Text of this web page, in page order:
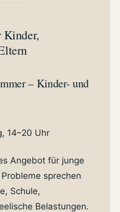
Kinder,
– Kinder- und
14–20 Uhr
Angebot für junge
sprechen
Schule,
Belastungen.